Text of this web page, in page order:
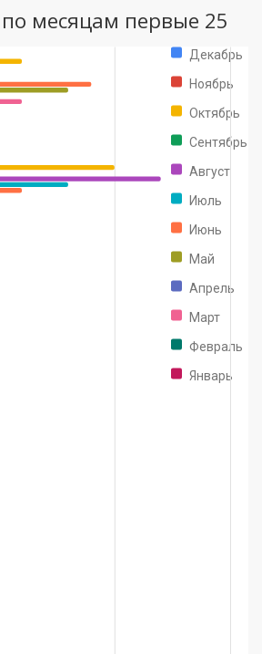
месяцам первые 25
Декабрь
Ноябрь
Октябрь
Сентябрь
Август
Июль
Июнь
Май
Апрель
Март
Февраль
Январь